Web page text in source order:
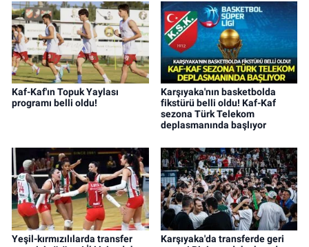
Kaf-Kaf'ın Topuk Yaylası
programı belli oldu!
Karşıyaka'nın basketbolda
fikstürü belli oldu! Kaf-Kaf
sezona Türk Telekom
deplasmanında başlıyor
Yeşil-kırmızılılarda transfer
Karşıyaka'da transferde geri